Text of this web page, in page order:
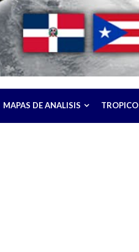
MAPAS DE ANALISIS TROPICO